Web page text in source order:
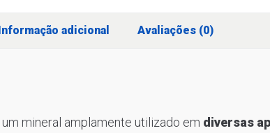
adicional Avaliações (0)
um mineral amplamente utilizado em diversas